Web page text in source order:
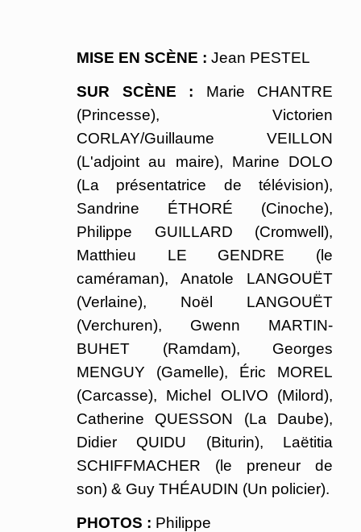
MISE EN SCÈNE : Jean PESTEL
SUR SCÈNE : Marie CHANTRE
(Princesse), Victorien
CORLAY/Guillaume VEILLON
(L'adjoint au maire), Marine DOLO
(La présentatrice de télévision),
Sandrine ÉTHORÉ (Cinoche),
Philippe GUILLARD (Cromwell),
Matthieu LE GENDRE (le
caméraman), Anatole LANGOUËT
(Verlaine), Noël LANGOUËT
(Verchuren), Gwenn MARTIN-
BUHET (Ramdam), Georges
MENGUY (Gamelle), Éric MOREL
(Carcasse), Michel OLIVO (Milord),
Catherine QUESSON (La Daube),
Didier QUIDU (Biturin), Laëtitia
SCHIFFMACHER (le preneur de
son) & Guy THÉAUDIN (Un policier).
PHOTOS : Philippe